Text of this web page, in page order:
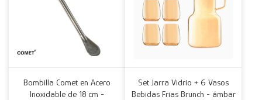
Bombilla Comet en Acero
Inoxidable de 18 cm -
Set Jarra Vidrio + 6 Vasos
Bebidas Frias Brunch - ámbar